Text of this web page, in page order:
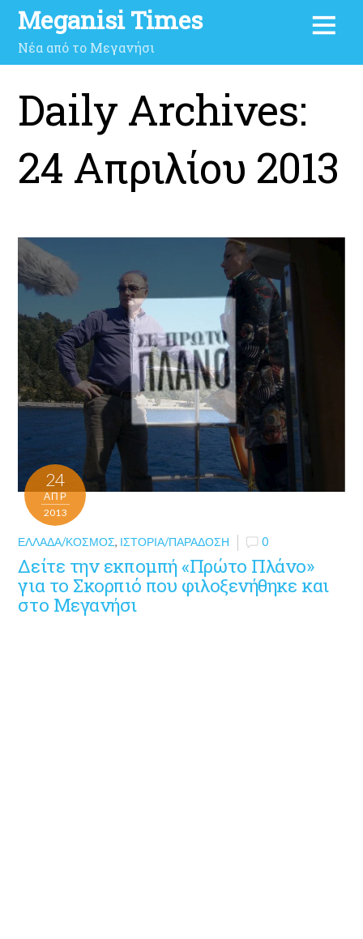
Meganisi Times
Νέα από το Μεγανήσι
Daily Archives:
24 Απριλίου 2013
24
ΑΠΡ
2013
ΕΛΛΆΔΑ/ΚΌΣΜΟΣ, ΙΣΤΟΡΊΑ/ΠΑΡΆΔΟΣΗ 0
Δείτε την εκπομπή «Πρώτο Πλάνο»
για το Σκορπιό που φιλοξενήθηκε και
στο Μεγανήσι